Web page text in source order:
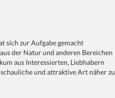
sich zur Aufgabe gemacht
der Natur und anderen Bereichen
aus Interessierten, Liebhabern
und attraktive Art näher zu